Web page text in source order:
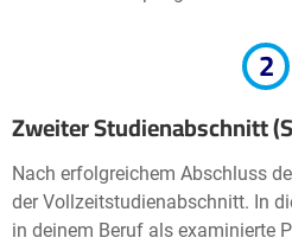
2
Zweiter Studienabschnitt
Nach erfolgreichem Abschluss
der Vollzeitstudienabschnitt. In
in deinem Beruf als examinierte